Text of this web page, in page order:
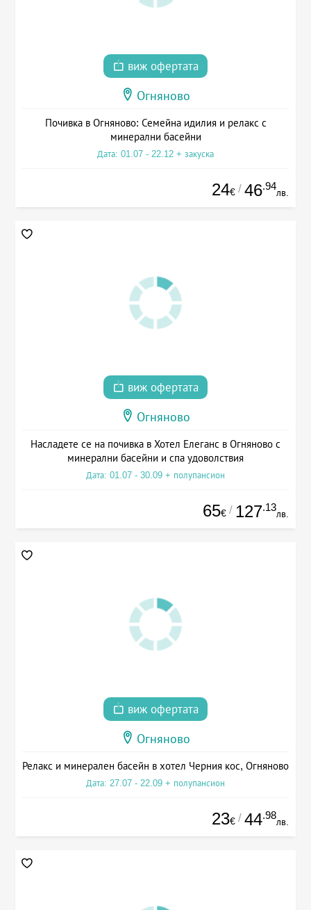
виж офертата
Огняново
Почивка в Огняново: Семейна идилия и релакс с
минерални басейни
Дата: 01.07 - 22.12 + закуска
24€ / 46.94
лв.
виж офертата
Огняново
Насладете се на почивка в Хотел Елеганс в Огняново с
минерални басейни и спа удоволствия
Дата: 01.07 - 30.09 + полупансион
65€ / 127.13
лв.
виж офертата
Огняново
Релакс и минерален басейн в хотел Черния кос, Огняново
Дата: 27.07 - 22.09 + полупансион
23€ / 44.98
лв.